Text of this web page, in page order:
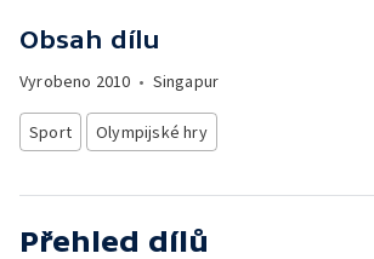
Obsah dílu
Vyrobeno 2010 • Singapur
Sport Olympijské hry
Přehled dílů